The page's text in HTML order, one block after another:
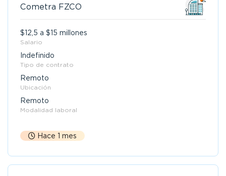
Cometra FZCO
$12,5 a $15 millones
Salario
Indefinido
Tipo de contrato
Remoto
Ubicación
Remoto
Modalidad laboral
Hace 1 mes